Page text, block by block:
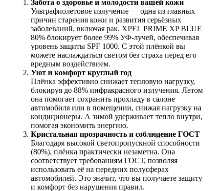
Забота о здоровье и молодости вашей кожи
Ультрафиолетовое излучение — одна из главных
причин старения кожи и развития серьёзных
заболеваний, включая рак. XPEL PRIME XP BLUE
80% блокирует более 99% УФ-лучей, обеспечивая
уровень защиты SPF 1000. С этой плёнкой вы
можете наслаждаться светом без страха перед его
вредным воздействием.
Уют и комфорт круглый год
Плёнка эффективно снижает тепловую нагрузку,
блокируя до 88% инфракрасного излучения. Летом
она помогает сохранить прохладу в салоне
автомобиля или в помещении, снижая нагрузку на
кондиционеры. А зимой удерживает тепло внутри,
помогая экономить энергию.
Кристальная прозрачность и соблюдение ГОСТ
Благодаря высокой светопропускной способности
(80%), плёнка практически незаметна. Она
соответствует требованиям ГОСТ, позволяя
использовать её на передних полусферах
автомобилей. Это значит, что вы получаете защиту
и комфорт без нарушения правил.